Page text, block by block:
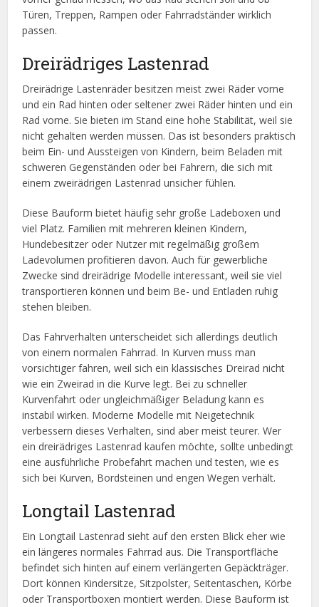
Türen, Treppen, Rampen oder Fahrradständer wirklich
passen.
Dreirädriges Lastenrad
Dreirädrige Lastenräder besitzen meist zwei Räder vorne
und ein Rad hinten oder seltener zwei Räder hinten und ein
Rad vorne. Sie bieten im Stand eine hohe Stabilität, weil sie
nicht gehalten werden müssen. Das ist besonders praktisch
beim Ein- und Aussteigen von Kindern, beim Beladen mit
schweren Gegenständen oder bei Fahrern, die sich mit
einem zweirädrigen Lastenrad unsicher fühlen.
Diese Bauform bietet häufig sehr große Ladeboxen und
viel Platz. Familien mit mehreren kleinen Kindern,
Hundebesitzer oder Nutzer mit regelmäßig großem
Ladevolumen profitieren davon. Auch für gewerbliche
Zwecke sind dreirädrige Modelle interessant, weil sie viel
transportieren können und beim Be- und Entladen ruhig
stehen bleiben.
Das Fahrverhalten unterscheidet sich allerdings deutlich
von einem normalen Fahrrad. In Kurven muss man
vorsichtiger fahren, weil sich ein klassisches Dreirad nicht
wie ein Zweirad in die Kurve legt. Bei zu schneller
Kurvenfahrt oder ungleichmäßiger Beladung kann es
instabil wirken. Moderne Modelle mit Neigetechnik
verbessern dieses Verhalten, sind aber meist teurer. Wer
ein dreirädriges Lastenrad kaufen möchte, sollte unbedingt
eine ausführliche Probefahrt machen und testen, wie es
sich bei Kurven, Bordsteinen und engen Wegen verhält.
Longtail Lastenrad
Ein Longtail Lastenrad sieht auf den ersten Blick eher wie
ein längeres normales Fahrrad aus. Die Transportfläche
befindet sich hinten auf einem verlängerten Gepäckträger.
Dort können Kindersitze, Sitzpolster, Seitentaschen, Körbe
oder Transportboxen montiert werden. Diese Bauform ist